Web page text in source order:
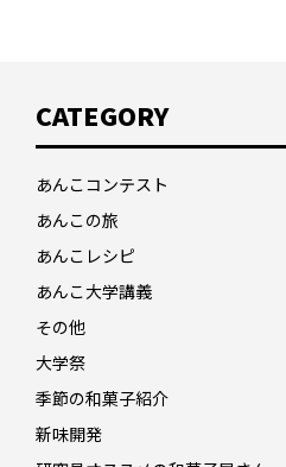
CATEGORY
あんこコンテスト
あんこの旅
あんこレシピ
あんこ大学講義
その他
大学祭
季節の和菓子紹介
新味開発